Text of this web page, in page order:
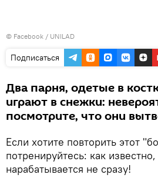
© Facebook / UNILAD
Подписаться
Два парня, одетые в
играют в снежки:
посмотрите, что они
Если хотите повторить этот
потренируйтесь: как
нарабатывается не сразу!